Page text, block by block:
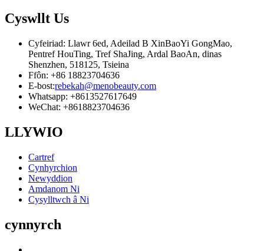
Cyswllt Us
Cyfeiriad: Llawr 6ed, Adeilad B XinBaoYi GongMao,
Pentref HouTing, Tref ShaJing, Ardal BaoAn, dinas
Shenzhen, 518125, Tsieina
Ffôn: +86 18823704636
E-bost:rebekah@menobeauty.com
Whatsapp: +8613527617649
WeChat: +8618823704636
LLYWIO
Cartref
Cynhyrchion
Newyddion
Amdanom Ni
Cysylltwch â Ni
cynnyrch